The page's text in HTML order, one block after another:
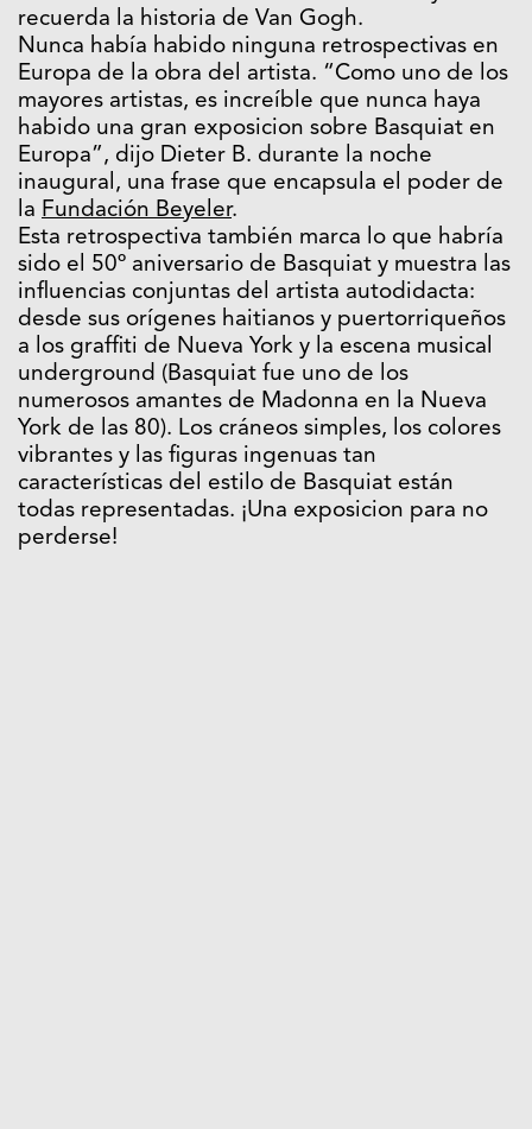
recuerda la historia de Van Gogh.
Nunca había habido ninguna retrospectivas en
Europa de la obra del artista. “Como uno de los
mayores artistas, es increíble que nunca haya
habido una gran exposicion sobre Basquiat en
Europa”, dijo Dieter B. durante la noche
inaugural, una frase que encapsula el poder de
la Fundación Beyeler.
Esta retrospectiva también marca lo que habría
sido el 50º aniversario de Basquiat y muestra las
influencias conjuntas del artista autodidacta:
desde sus orígenes haitianos y puertorriqueños
a los graffiti de Nueva York y la escena musical
underground (Basquiat fue uno de los
numerosos amantes de Madonna en la Nueva
York de las 80). Los cráneos simples, los colores
vibrantes y las figuras ingenuas tan
características del estilo de Basquiat están
todas representadas. ¡Una exposicion para no
perderse!